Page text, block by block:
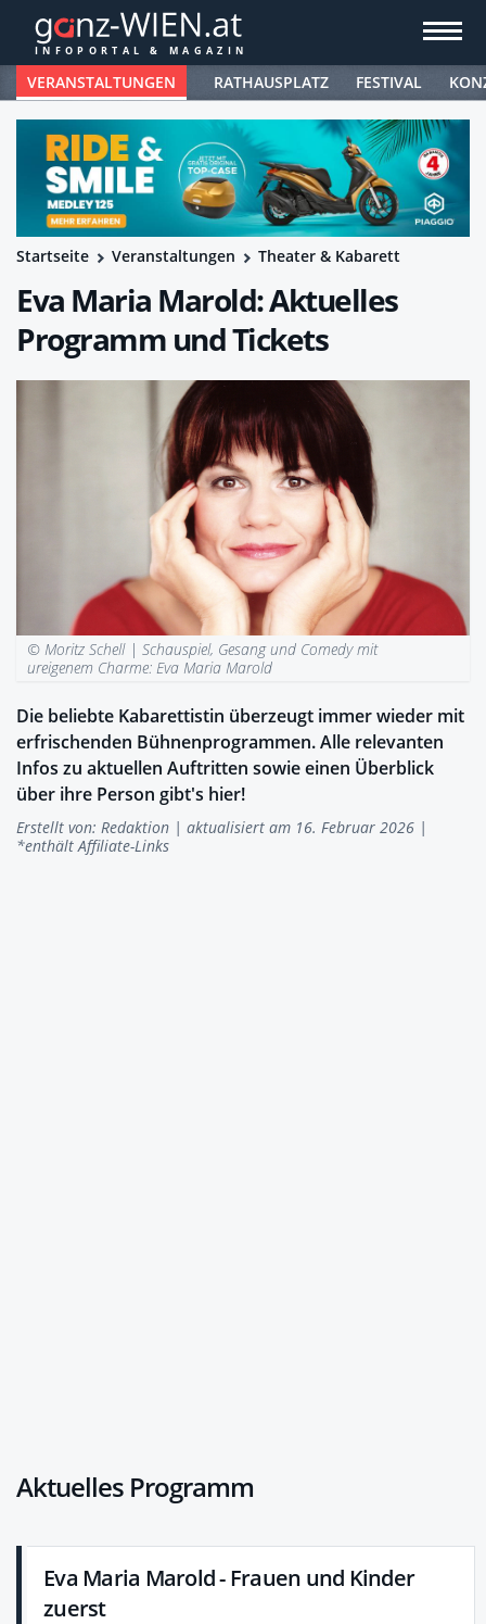
VERANSTALTUNGEN RATHAUSPLATZ FESTIVAL
Startseite Veranstaltungen Theater & Kabarett
Eva Maria Marold: Aktuelles
Programm und Tickets
© Moritz Schell |Schauspiel, Gesang und Comedy mit
ureigenem Charme: Eva Maria Marold
Die beliebte Kabarettistin überzeugt immer wieder mit
erfrischenden Bühnenprogrammen. Alle relevanten
Infos zu aktuellen Auftritten sowie einen Überblick
über ihre Person gibt's hier!
Erstellt von: Redaktion | aktualisiert am 16. Februar 2026 |
*enthält Affiliate-Links
Aktuelles Programm
Eva Maria Marold - Frauen und Kinder
zuerst